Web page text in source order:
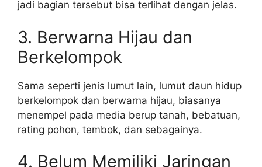
jadi bagian tersebut bisa terlihat dengan jelas.
3. Berwarna Hijau dan
Berkelompok
Sama seperti jenis lumut lain, lumut daun hidup
berkelompok dan berwarna hijau, biasanya
menempel pada media berup tanah, bebatuan,
rating pohon, tembok, dan sebagainya.
4. Belum Memiliki Jaringan